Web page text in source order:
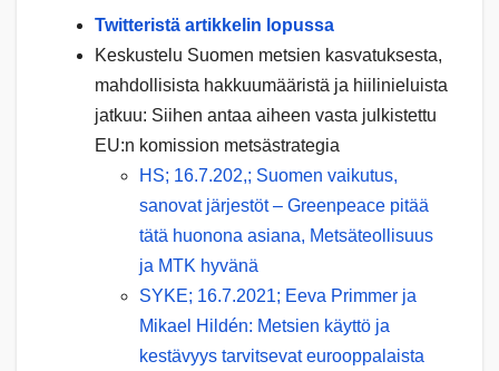
Twitteristä artikkelin lopussa
Keskustelu Suomen metsien kasvatuksesta,
mahdollisista hakkuumääristä ja hiilinieluista
jatkuu: Siihen antaa aiheen vasta julkistettu
EU:n komission metsästrategia
HS; 16.7.202,; Suomen vaikutus,
sanovat järjestöt – Greenpeace pitää
tätä huonona asiana, Metsäteollisuus
ja MTK hyvänä
SYKE; 16.7.2021; Eeva Primmer ja
Mikael Hildén: Metsien käyttö ja
kestävyys tarvitsevat eurooppalaista